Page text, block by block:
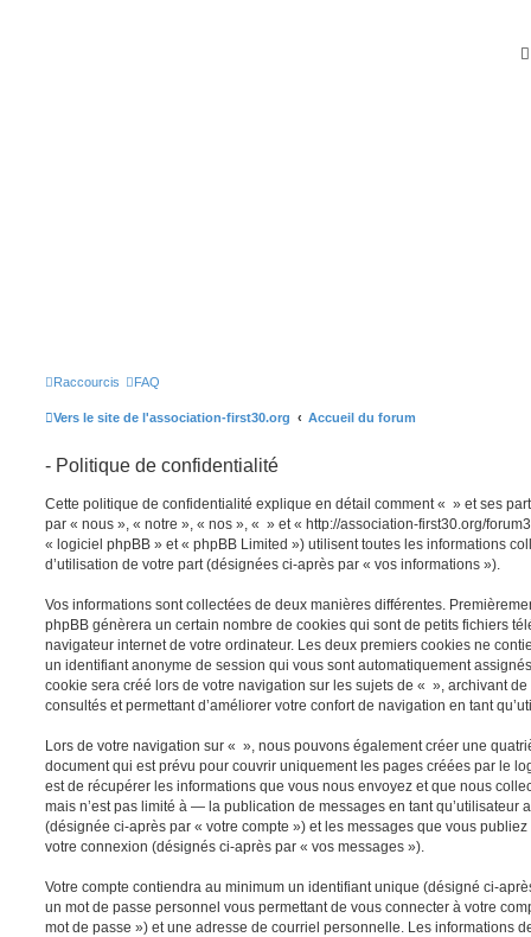
Raccourcis FAQ
Vers le site de l'association-first30.org Accueil du forum
- Politique de confidentialité
Cette politique de confidentialité explique en détail comment « » et ses
par « nous », « notre », « nos », « » et « http://association-first30.org/
« logiciel phpBB » et « phpBB Limited ») utilisent toutes les informations
d’utilisation de votre part (désignées ci-après par « vos informations »).
Vos informations sont collectées de deux manières différentes.
phpBB génèrera un certain nombre de cookies qui sont de petits fichiers
navigateur internet de votre ordinateur. Les deux premiers cookies ne
un identifiant anonyme de session qui vous sont automatiquement
cookie sera créé lors de votre navigation sur les sujets de « », archivant
consultés et permettant d’améliorer votre confort de navigation en tant
Lors de votre navigation sur « », nous pouvons également créer une
document qui est prévu pour couvrir uniquement les pages créées par le
est de récupérer les informations que vous nous envoyez et que nous
mais n’est pas limité à — la publication de messages en tant qu’utilisateur
(désignée ci-après par « votre compte ») et les messages que vous
votre connexion (désignés ci-après par « vos messages »).
Votre compte contiendra au minimum un identifiant unique (désigné ci-
un mot de passe personnel vous permettant de vous connecter à votre
mot de passe ») et une adresse de courriel personnelle. Les informations